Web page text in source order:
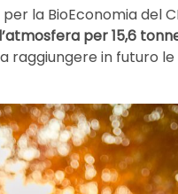
la BioEconomia del
per 15,6
raggiungere in futuro